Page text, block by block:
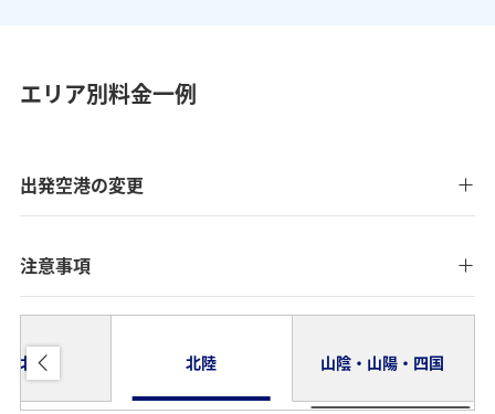
エリア別料金一例
出発空港の変更
注意事項
東北 北陸 山陰・山陽・四国